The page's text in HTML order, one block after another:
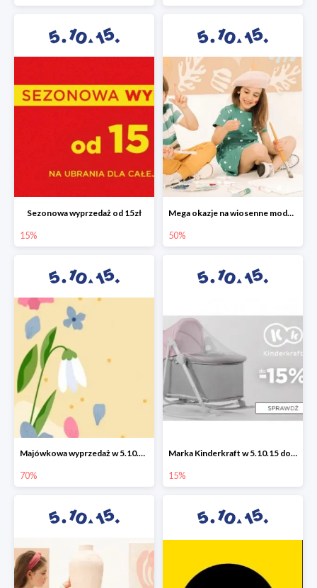
Sezonowa wyprzedaż od 15zł
15%
Mega okazje na wiosenne modele w 5.10.15 do -50%
50%
Majówkowa wyprzedaż w 5.10.15 do -70%
70%
Marka Kinderkraft w 5.10.15 do -15%
15%